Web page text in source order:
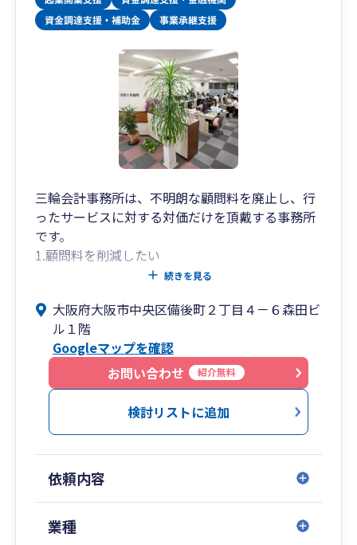
三輪会計事務所は、不明朗な顧問料を廃止し、行
ったサービスに対する対価だけを頂戴する事務所
です。
1.顧問料を削減したい
2.毎月何もしてもらっていないのに顧問料の支払
3.決算書を詳しく説明して欲しい
という経営者の悩みを解決いたします。
続きを見る
大阪府大阪市中央区備後町２丁目４－６森田ビ
ル１階
Googleマップを確認
お問い合わせ
紹介無料
検討リストに追加
依頼内容
業種